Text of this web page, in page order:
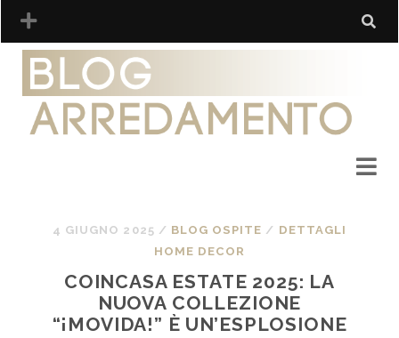
4 GIUGNO 2025 / BLOG OSPITE / DETTAGLI
HOME DECOR
COINCASA ESTATE 2025: LA
NUOVA COLLEZIONE
“¡MOVIDA!” È UN’ESPLOSIONE